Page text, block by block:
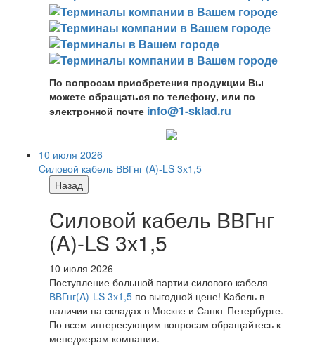
По вопросам приобретения продукции Вы
можете обращаться по телефону, или по
электронной почте info@1-sklad.ru
10 июля 2026
Cиловой кабель ВВГнг (A)-LS 3х1,5
Назад
Cиловой кабель ВВГнг
(A)-LS 3х1,5
10 июля 2026
Поступление большой партии силового кабеля
ВВГнг(A)-LS 3х1,5 по выгодной цене! Кабель в
наличии на складах в Москве и Санкт-Петербурге.
По всем интересующим вопросам обращайтесь к
менеджерам компании.